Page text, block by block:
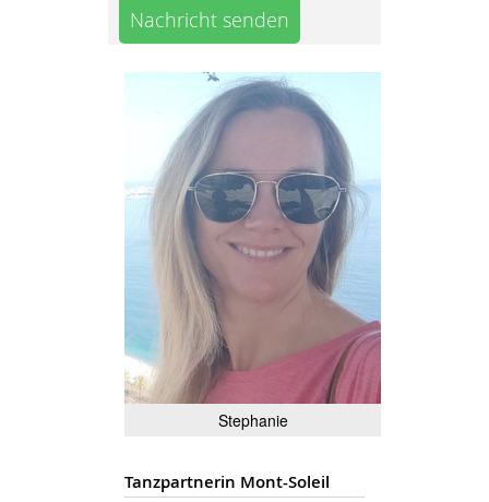
Nachricht senden
Stephanie
Tanzpartnerin Mont-Soleil